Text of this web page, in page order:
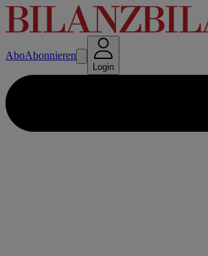
AboAbonnieren
Login